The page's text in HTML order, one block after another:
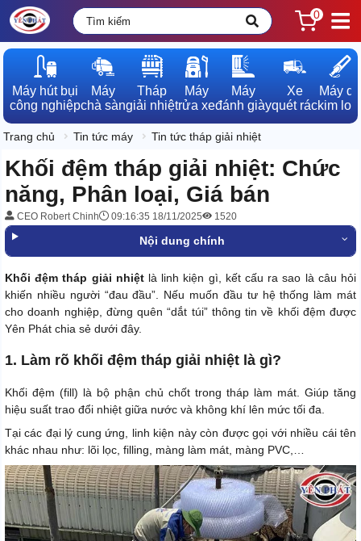
0
Máy hút bụi
công nghiệp
Máy
chà sàn
Tháp
giải nhiệt
Máy
rửa xe
Máy
đánh giày
Xe
quét rác
Máy dò
kim loại
Trang chủ Tin tức máy Tin tức tháp giải nhiệt
Khối đệm tháp giải nhiệt: Chức
năng, Phân loại, Giá bán
CEO Robert Chinh 09:16:35 18/11/2025 1520
Nội dung chính
Khối đệm tháp giải nhiệt là linh kiện gì, kết cấu ra sao là câu hỏi
khiến nhiều người “đau đầu”. Nếu muốn đầu tư hệ thống làm mát
cho doanh nghiệp, đừng quên “dắt túi” thông tin về khối đệm được
Yên Phát chia sẻ dưới đây.
1. Làm rõ khối đệm tháp giải nhiệt là gì?
Khối đệm (fill) là bộ phận chủ chốt trong tháp làm mát. Giúp tăng
hiệu suất trao đổi nhiệt giữa nước và không khí lên mức tối đa.
Tại các đại lý cung ứng, linh kiện này còn được gọi với nhiều cái tên
khác nhau như: lõi lọc, filling, màng làm mát, màng PVC,…